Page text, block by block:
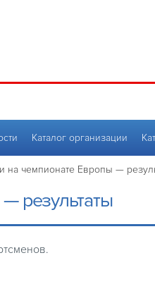
Каталог организации
на чемпионате Европы —
результаты